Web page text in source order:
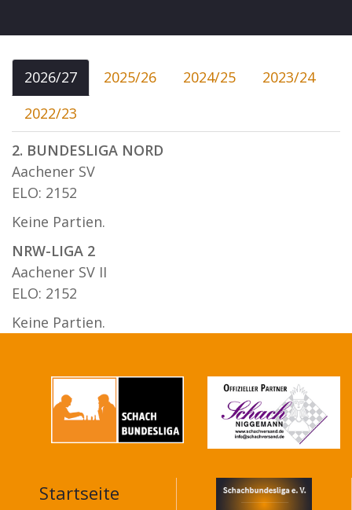
2026/27 2025/26 2024/25
2023/24
2022/23
2. BUNDESLIGA NORD
Aachener SV
ELO: 2152
Keine Partien.
NRW-LIGA 2
Aachener SV II
ELO: 2152
Keine Partien.
MAIN
Startseite